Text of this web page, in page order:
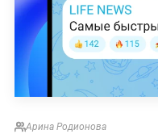
Арина Родионова